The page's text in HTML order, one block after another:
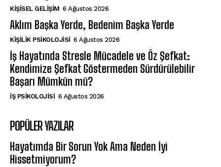
KIŞISEL GELIŞIM 6 Ağustos 2026
Aklım Başka Yerde, Bedenim Başka Yerde
KIŞILIK PSIKOLOJISI 6 Ağustos 2026
İş Hayatında Stresle Mücadele ve Öz Şefkat:
Kendimize Şefkat Göstermeden Sürdürülebilir
Başarı Mümkün mü?
İŞ PSIKOLOJISI 6 Ağustos 2026
POPÜLER YAZILAR
Hayatımda Bir Sorun Yok Ama Neden İyi
Hissetmiyorum?